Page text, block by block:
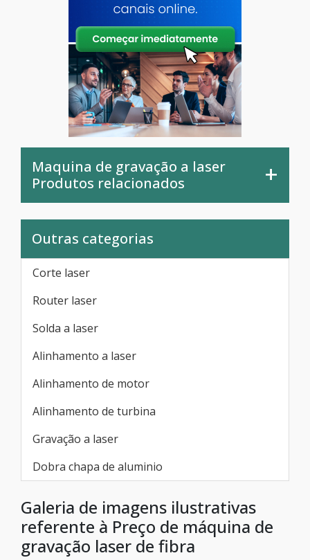
Maquina de gravação a laser
Produtos relacionados
Outras categorias
Corte laser
Router laser
Solda a laser
Alinhamento a laser
Alinhamento de motor
Alinhamento de turbina
Gravação a laser
Dobra chapa de aluminio
Galeria de imagens ilustrativas
referente à Preço de máquina de
gravação laser de fibra